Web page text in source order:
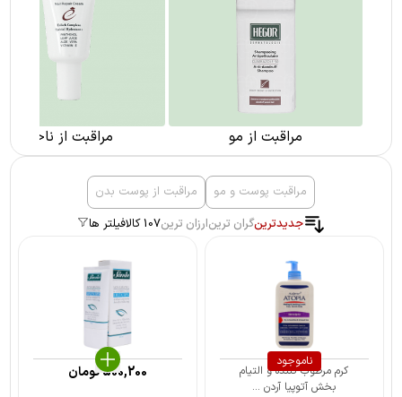
مراقبت از مو مراقبت از ناخن
مراقبت پوست و مو
مراقبت از پوست بدن
جدیدترینگران ترینارزان ترین107 کالا فیلتر ها
ناموجود
کرم مرطوب کننده و التیام
بخش آتوپیا آردن ...
500,200تومان